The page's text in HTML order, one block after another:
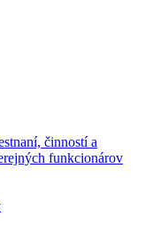
činností a
funkcionárov